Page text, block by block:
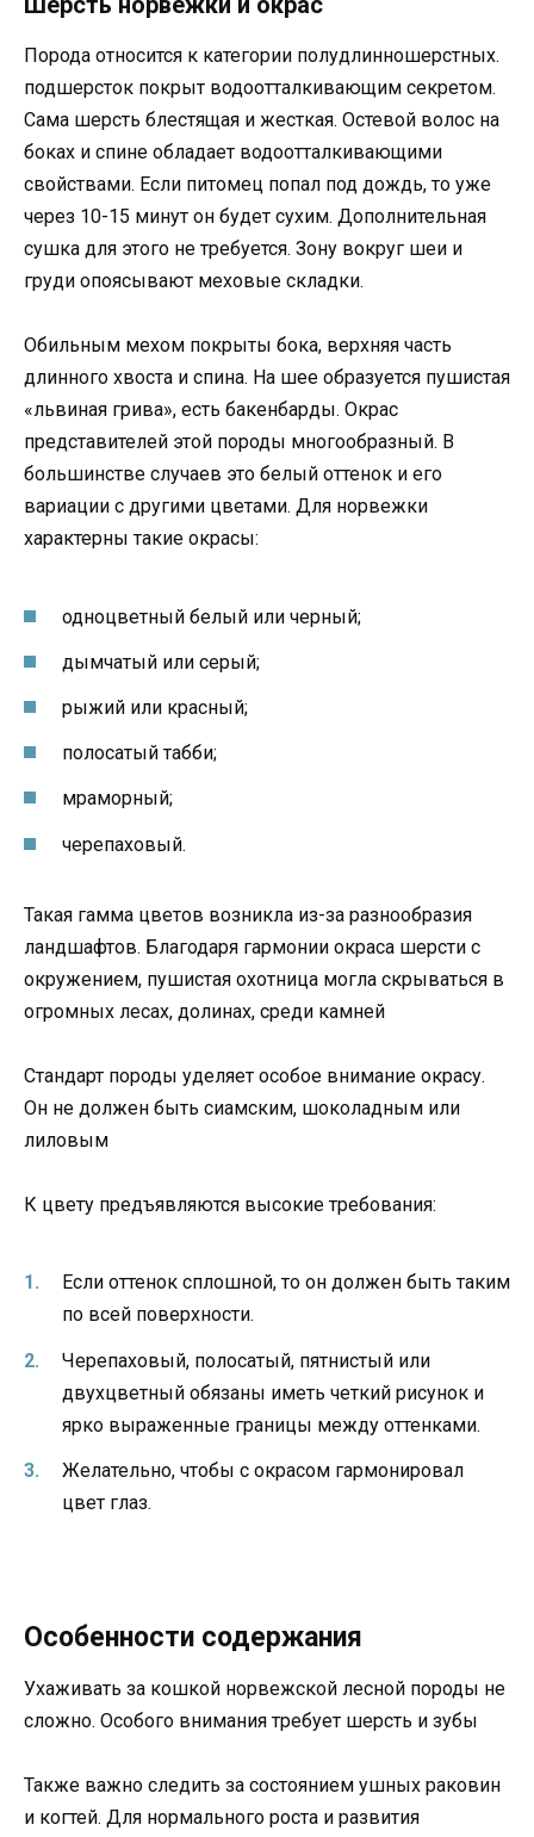
Порода относится к категории полудлинношерстных.
подшерсток покрыт водоотталкивающим секретом.
Сама шерсть блестящая и жесткая. Остевой волос на
боках и спине обладает водоотталкивающими
свойствами. Если питомец попал под дождь, то уже
через 10-15 минут он будет сухим. Дополнительная
сушка для этого не требуется. Зону вокруг шеи и
груди опоясывают меховые складки.
Обильным мехом покрыты бока, верхняя часть
длинного хвоста и спина. На шее образуется пушистая
«львиная грива», есть бакенбарды. Окрас
представителей этой породы многообразный. В
большинстве случаев это белый оттенок и его
вариации с другими цветами. Для норвежки
характерны такие окрасы:
одноцветный белый или черный;
дымчатый или серый;
рыжий или красный;
полосатый табби;
мраморный;
черепаховый.
Такая гамма цветов возникла из-за разнообразия
ландшафтов. Благодаря гармонии окраса шерсти с
окружением, пушистая охотница могла скрываться в
огромных лесах, долинах, среди камней
Стандарт породы уделяет особое внимание окрасу.
Он не должен быть сиамским, шоколадным или
лиловым
К цвету предъявляются высокие требования:
Если оттенок сплошной, то он должен быть таким
по всей поверхности.
Черепаховый, полосатый, пятнистый или
двухцветный обязаны иметь четкий рисунок и
ярко выраженные границы между оттенками.
Желательно, чтобы с окрасом гармонировал
цвет глаз.
Особенности содержания
Ухаживать за кошкой норвежской лесной породы не
сложно. Особого внимания требует шерсть и зубы
Также важно следить за состоянием ушных раковин
и когтей. Для нормального роста и развития